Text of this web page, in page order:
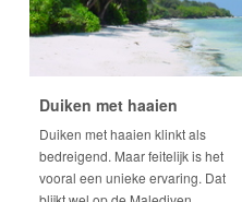
Duiken met haaien
Duiken met haaien klinkt als
bedreigend. Maar feitelijk is het
vooral een unieke ervaring. Dat